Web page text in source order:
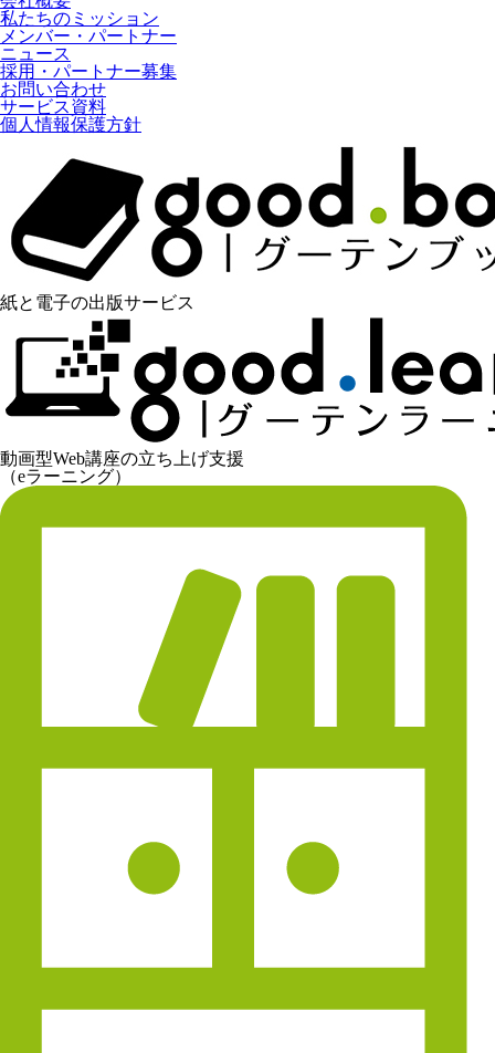
私たちのミッション
メンバー・パートナー
ニュース
採用・パートナー募集
お問い合わせ
サービス資料
個人情報保護方針
紙と電子の出版サービス
動画型Web講座の立ち上げ支援
（eラーニング）